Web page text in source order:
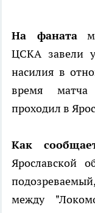
На фаната
ЦСКА завели
насилия в
время
проходил в
Как
Ярославской
между